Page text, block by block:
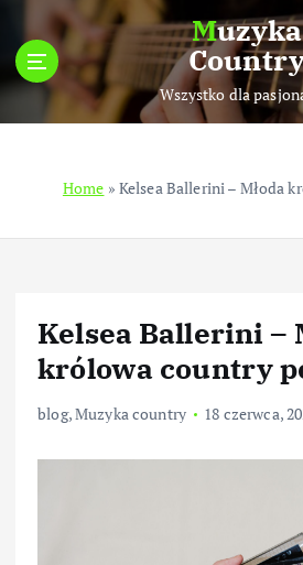
p
t
Muzyka
Wszystko dla
Home » Kelsea Ballerini – Młoda
Kelsea Ballerini –
królowa country
blog,Muzyka country 18 czerwca,